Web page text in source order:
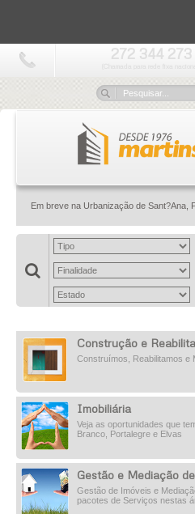
272 344 273
Em breve na Urbanização de Sant?Ana,
Construção e
Construímos, Reabilitamos e
Imobiliária
Veja as oportunidades que
Branco, Portalegre e Elvas
Gestão e Mediação
Gestão de Imóveis e
pacotes de Serviços nestas